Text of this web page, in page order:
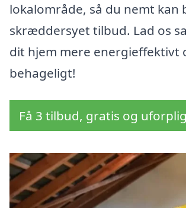
lokalområde, så du nemt kan
skræddersyet tilbud. Lad os
dit hjem mere energieffektivt
behageligt!
Få 3 tilbud, gratis og